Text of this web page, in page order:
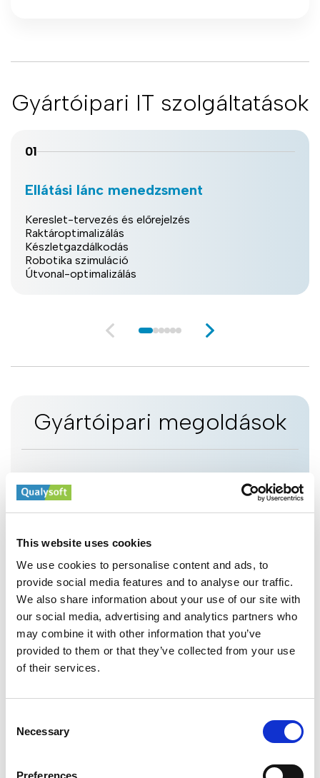
This website uses cookies
We use cookies to personalise content and ads, to
provide social media features and to analyse our traffic.
We also share information about your use of our site with
our social media, advertising and analytics partners who
may combine it with other information that you’ve
provided to them or that they’ve collected from your use
of their services.
Selection
Necessary
Preferences
Gyártóipari IT szolgáltatások
01
Ellátási lánc menedzsment
Kereslet-tervezés és előrejelzés
Raktároptimalizálás
Készletgazdálkodás
Robotika szimuláció
Útvonal-optimalizálás
Gyártóipari megoldások
Prediktív karbantartás
Csökkentse a javítási költségeket, növelje az
üzemidőt és hosszabbítsa meg az eszközök
élettartamát adatalapú karbantartással.
Az AI előrejelzi a keresletet, optimalizálja a készletet,